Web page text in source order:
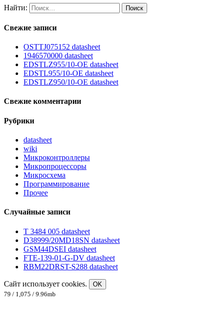
Найти:
Свежие записи
OSTTJ075152 datasheet
1946570000 datasheet
EDSTLZ955/10-OE datasheet
EDSTL955/10-OE datasheet
EDSTLZ950/10-OE datasheet
Свежие комментарии
Рубрики
datasheet
wiki
Микроконтроллеры
Микропроцессоры
Микросхема
Программирование
Прочее
Случайные записи
T 3484 005 datasheet
D38999/20MD18SN datasheet
GSM44DSEI datasheet
FTE-139-01-G-DV datasheet
RBM22DRST-S288 datasheet
Сайт использует cookies.
OK
79 / 1,075 / 9.96mb